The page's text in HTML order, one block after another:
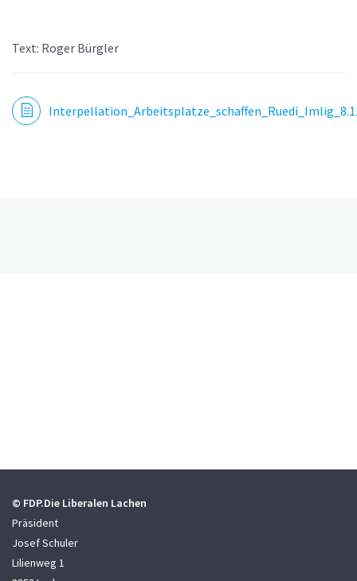
Text: Roger Bürgler
© FDP.Die Liberalen Lachen
Präsident
Josef Schuler
Lilienweg 1